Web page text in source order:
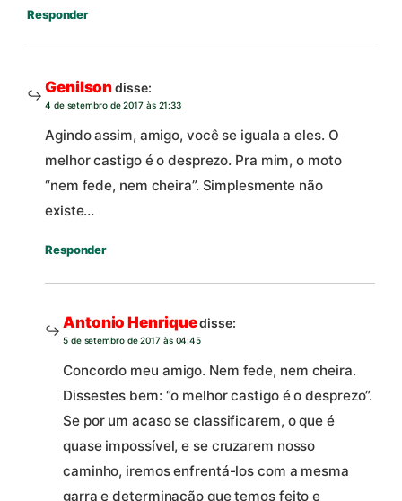
Responder
Genilsondisse:
4 de setembro de 2017 às 21:33
Agindo assim, amigo, você se iguala a eles. O
melhor castigo é o desprezo. Pra mim, o moto
“nem fede, nem cheira”. Simplesmente não
existe…
Responder
Antonio Henriquedisse:
5 de setembro de 2017 às 04:45
Concordo meu amigo. Nem fede, nem cheira.
Dissestes bem: “o melhor castigo é o desprezo”.
Se por um acaso se classificarem, o que é
quase impossível, e se cruzarem nosso
caminho, iremos enfrentá-los com a mesma
garra e determinação que temos feito e